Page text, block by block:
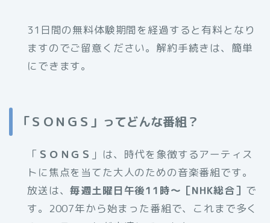
31日間の無料体験期間を経過すると有料となり
ますのでご留意ください。解約手続きは、簡単
にできます。
「ＳＯＮＧＳ」ってどんな番組？
「 ＳＯＮＧＳ 」は、時代を象徴するアーティス
トに焦点を当てた大人のための音楽番組です。
放送は、毎週土曜日午後11時～［NHK総合］ で
す。2007年から始まった番組で、これまで多く